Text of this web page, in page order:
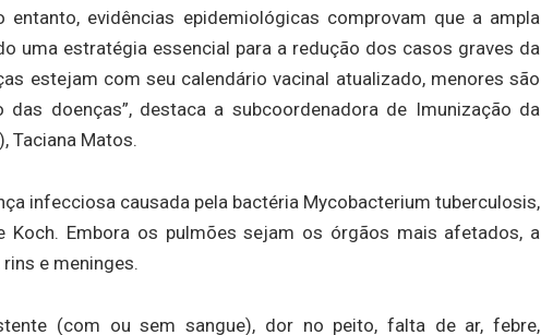
evidências epidemiológicas comprovam que a ampla
uma estratégia essencial para a redução dos casos graves da
estejam com seu calendário vacinal atualizado, menores são
doenças”, destaca a subcoordenadora de Imunização da
Taciana Matos.
infecciosa causada pela bactéria Mycobacterium tuberculosis,
Koch. Embora os pulmões sejam os órgãos mais afetados, a
e meninges.
(com ou sem sangue), dor no peito, falta de ar, febre,